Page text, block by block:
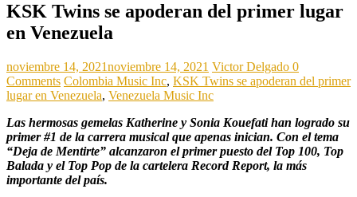
KSK Twins se apoderan del primer lugar
en Venezuela
noviembre 14, 2021noviembre 14, 2021 Victor Delgado 0
Comments Colombia Music Inc, KSK Twins se apoderan del primer
lugar en Venezuela, Venezuela Music Inc
Las hermosas gemelas Katherine y Sonia Kouefati han logrado su
primer #1 de la carrera musical que apenas inician. Con el tema
“Deja de Mentirte” alcanzaron el primer puesto del Top 100, Top
Balada y el Top Pop de la cartelera Record Report, la más
importante del país.